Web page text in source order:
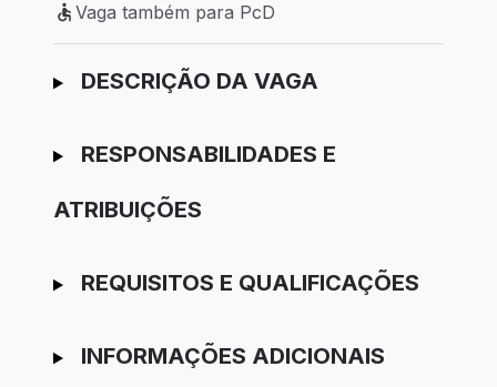
Vaga também para PcD
Vaga também para PcD
Ir para candidatura
DESCRIÇÃO DA VAGA
RESPONSABILIDADES E
ATRIBUIÇÕES
REQUISITOS E QUALIFICAÇÕES
INFORMAÇÕES ADICIONAIS